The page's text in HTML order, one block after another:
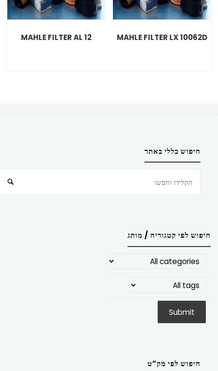
MAHLE FILTER LX 10062D
MAHLE FILTER AL 12
חיפוש כללי באתר
חיפוש לפי קטגוריה / מותג
חיפוש לפי מק”ט